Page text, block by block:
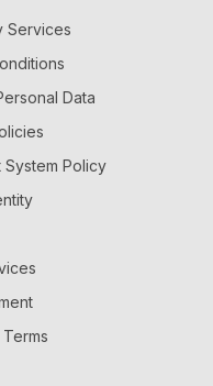
Services
Data
Policy